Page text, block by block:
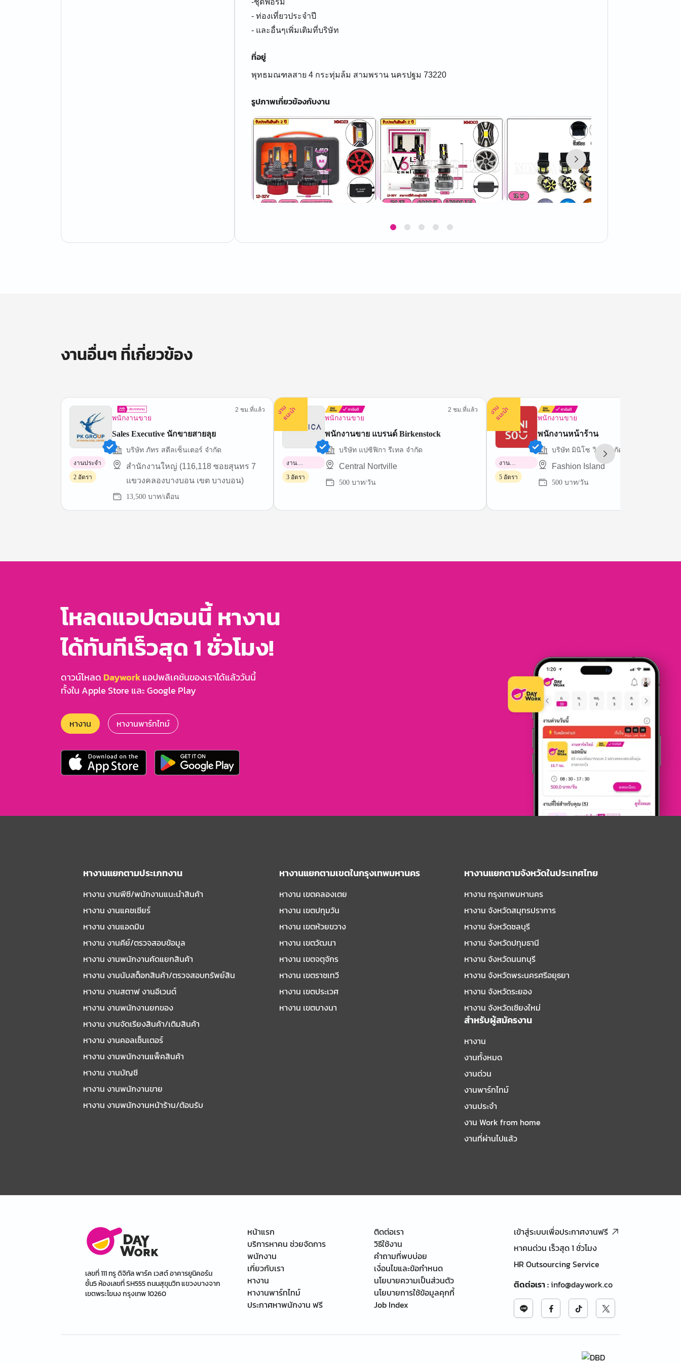
-ชุดฟอร์ม
- ท่องเที่ยวประจำปี
- และอื่นๆเพิ่มเติมที่บริษัท
ที่อยู่
พุทธมณฑลสาย 4 กระทุ่มล้ม สามพราน นครปฐม 73220
รูปภาพเกี่ยวข้องกับงาน
of
งานอื่นๆ ที่เกี่ยวข้อง
พนักงานขาย
2 ชม.ที่แล้ว
Sales Executive นักขายสายลุย
บริษัท ภัทร สตีลเซ็นเตอร์ จำกัด
สำนักงานใหญ่ (116,118 ซอยสุนทร 7
แขวงคลองบางบอน เขต บางบอน)
13,500 บาท/เดือน
งานประจำ
2 อัตรา
ง
า
น
แ
น
ะ
นำ พนักงานขาย
2 ชม.ที่แล้ว
พนักงานขาย แบรนด์ Birkenstock
บริษัท แปซิฟิกา รีเทล จำกัด
Central Nortville
500 บาท/วัน
งาน
พาร์ทไทม์
3 อัตรา
ง
า
น
แ
น
ะ
นำ พนักงานขาย
พนักงานหน้าร้าน
บริษัท มินิโซ วิงกี้ จำกัด
Fashion Island
500 บาท/วัน
งาน
พาร์ทไทม์
5 อัตรา
โหลดแอปตอนนี้ หางาน
ได้ทันทีเร็วสุด 1 ชั่วโมง!
ดาวน์โหลด Dayworkแอปพลิเคชันของเราได้แล้ววันนี้
ทั้งใน Apple Store และ Google Play
หางาน หางานพาร์ทไทม์
หางานแยกตามประเภทงาน
หางาน งานพีซี/พนักงานแนะนําสินค้า
หางาน งานแคชเชียร์
หางาน งานแอดมิน
หางาน งานคีย์/ตรวจสอบข้อมูล
หางาน งานพนักงานคัดแยกสินค้า
หางาน งานนับสต็อกสินค้า/ตรวจสอบทรัพย์สิน
หางาน งานสตาฟ งานอีเวนต์
หางาน งานพนักงานยกของ
หางาน งานจัดเรียงสินค้า/เติมสินค้า
หางาน งานคอลเซ็นเตอร์
หางาน งานพนักงานแพ็คสินค้า
หางาน งานบัญชี
หางาน งานพนักงานขาย
หางาน งานพนักงานหน้าร้าน/ต้อนรับ
หางานแยกตามเขตในกรุงเทพมหานคร
หางาน เขตคลองเตย
หางาน เขตปทุมวัน
หางาน เขตห้วยขวาง
หางาน เขตวัฒนา
หางาน เขตจตุจักร
หางาน เขตราชเทวี
หางาน เขตประเวศ
หางาน เขตบางนา
หางานแยกตามจังหวัดในประเทศไทย
หางาน กรุงเทพมหานคร
หางาน จังหวัดสมุทรปราการ
หางาน จังหวัดชลบุรี
หางาน จังหวัดปทุมธานี
หางาน จังหวัดนนทบุรี
หางาน จังหวัดพระนครศรีอยุธยา
หางาน จังหวัดระยอง
หางาน จังหวัดเชียงใหม่
สำหรับผู้สมัครงาน
หางาน
งานทั้งหมด
งานด่วน
งานพาร์ทไทม์
งานประจำ
งาน Work from home
งานที่ผ่านไปแล้ว
เลขที่ 111 ทรู ดิจิทัล พาร์ค เวสต์ อาคารยูนิคอร์น
ชั้น5 ห้องเลขที่ SH555 ถนนสุขุมวิท แขวงบางจาก
เขตพระโขนง กรุงเทพ 10260
หน้าแรก
บริการหาคน ช่วยจัดการ
พนักงาน
เกี่ยวกับเรา
หางาน
หางานพาร์ทไทม์
ประกาศหาพนักงาน ฟรี
ติดต่อเรา
วิธีใช้งาน
คำถามที่พบบ่อย
เงื่อนไขและข้อกำหนด
นโยบายความเป็นส่วนตัว
นโยบายการใช้ข้อมูลคุกกี้
Job Index
เข้าสู่ระบบเพื่อประกาศงานฟรี
หาคนด่วน เร็วสุด 1 ชั่วโมง
HR Outsourcing Service
ติดต่อเรา:info@daywork.co